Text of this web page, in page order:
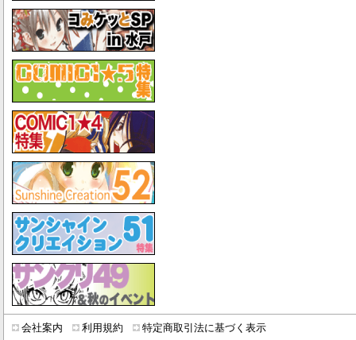
会社案内 利用規約 特定商取引法に基づく表示